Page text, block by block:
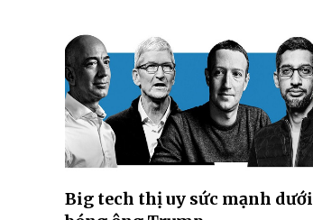
Big tech thị uy sức mạnh dưới